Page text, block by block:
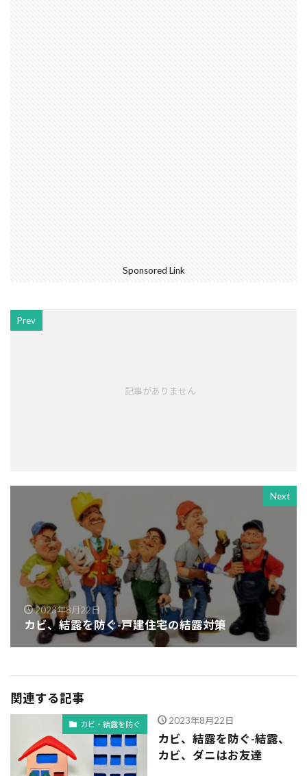
Sponsored Link
Prev
記事がありません
Next
2023年8月22日
カビ、結露を防ぐ-戸建住宅の結露対策
関連する記事
カビ・結露を防ぐ 2023年8月22日
カビ、結露を防ぐ-結露、
カビ、ダニはお友達